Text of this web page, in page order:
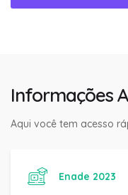
Informações
Aqui você tem acesso
Enade 2023